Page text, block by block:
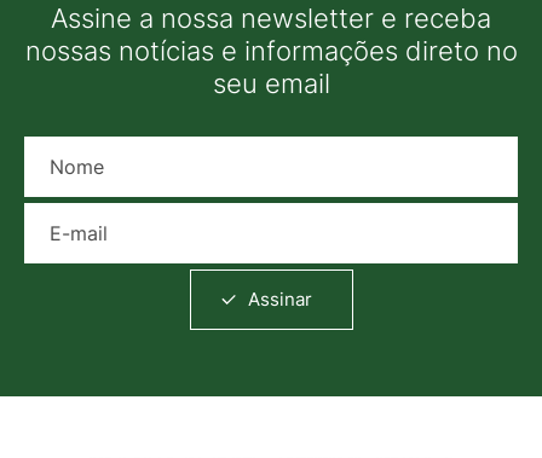
Assine a nossa newsletter e receba
nossas notícias e informações direto no
seu email
Assinar